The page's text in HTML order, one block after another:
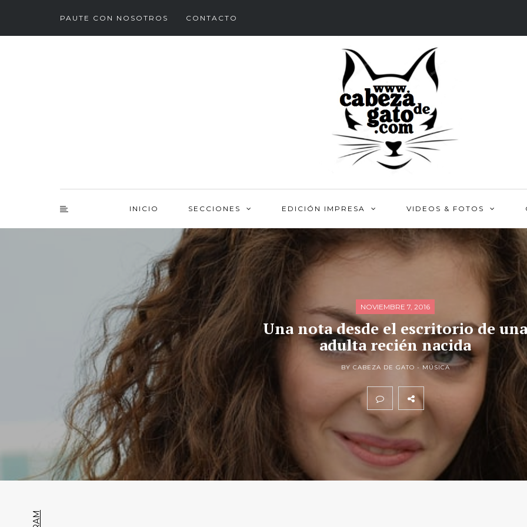
PAUTE CON NOSOTROS CONTACTO
INICIO SECCIONES EDICIÓN IMPRESA VIDEOS & FOTOS
NOVIEMBRE 7, 2016
Una nota desde el escritorio de una
adulta recién nacida
BY CABEZA DE GATO - MÚSICA